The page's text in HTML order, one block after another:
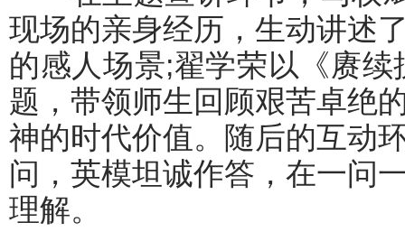
现场的亲身经历，生动讲述
的感人场景;翟学荣以《赓
题，带领师生回顾艰苦卓绝
神的时代价值。随后的互动
问，英模坦诚作答，在一问
理解。